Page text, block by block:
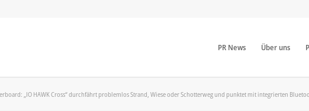
PR News Über uns
„IO HAWK Cross“ durchfährt problemlos Strand, Wiese oder Schotterweg und punktet mit integrierten